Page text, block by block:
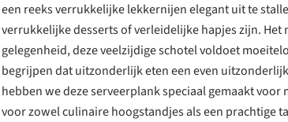
een reeks verrukkelijke lekkernijen elegant uit te
verrukkelijke desserts of verleidelijke hapjes zijn. Het
gelegenheid, deze veelzijdige schotel voldoet
begrijpen dat uitzonderlijk eten een even
hebben we deze serveerplank speciaal gemaakt voor
voor zowel culinaire hoogstandjes als een prachtige